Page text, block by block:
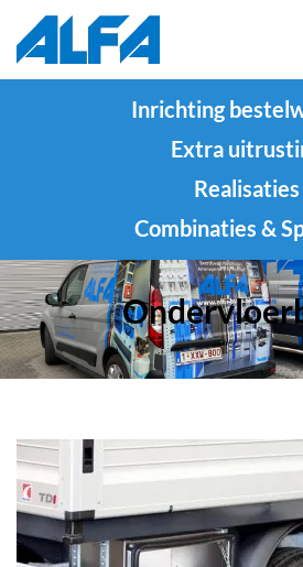
Inrichting
Extra
Realisaties
Combinaties &